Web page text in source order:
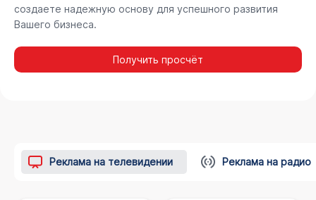
создаете надежную основу для успешного развития
Вашего бизнеса.
Получить просчёт
Реклама на телевидении Реклама на радио